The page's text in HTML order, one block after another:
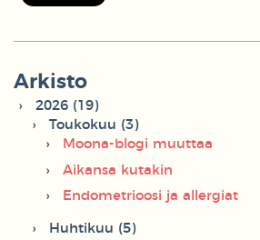
Arkisto
2026 (19)
Toukokuu (3)
Moona-blogi muuttaa
Aikansa kutakin
Endometrioosi ja allergiat
Huhtikuu (5)